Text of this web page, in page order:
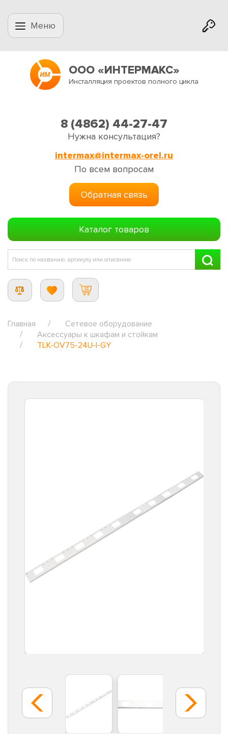
Меню
ООО «ИНТЕРМАКС»
Инсталляция проектов полного цикла
8 (4862) 44-27-47
Нужна консультация?
intermax@intermax-orel.ru
По всем вопросам
Обратная связь
Каталог товаров
Главная
Сетевое оборудование
Аксессуары к шкафам и стойкам
TLK-OV75-24U-I-GY